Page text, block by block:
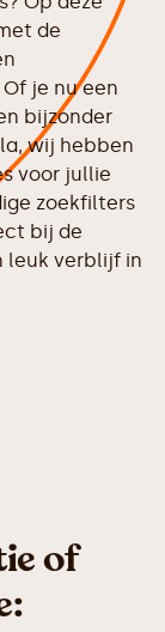
de
je nu een
bijzonder
wij hebben
voor jullie
zoekfilters
bij de
leuk verblijf in
of